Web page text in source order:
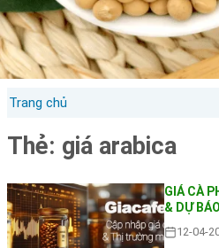
Trang chủ
Thẻ: giá arabica
GIÁ CÀ
& DỰ
12-04-